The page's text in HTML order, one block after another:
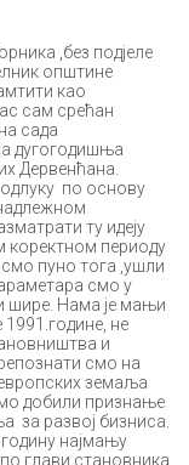
,без подјеле
општине
као
сам срећан
сада
дугогодишња
Дервенћана.
по основу
ту идеју
коректном периоду
смо пуно тога ,ушли
смо у
шире. Нама је мањи
не
и
смо на
земаља
добили признање
за развој бизниса.
најмању
глави становника